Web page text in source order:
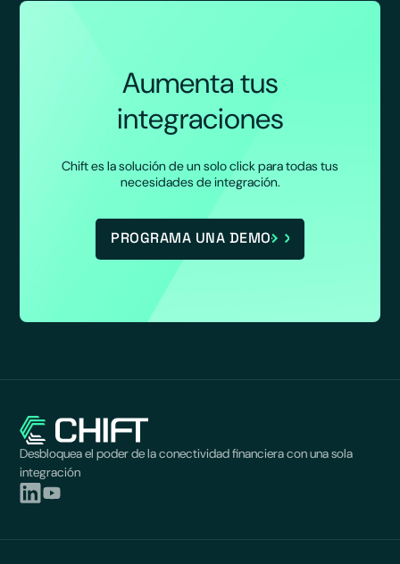
Aumenta tus
integraciones
Chift es la solución de un solo click para todas tus
necesidades de integración.
PROGRAMA UNA DEMO
Desbloquea el poder de la conectividad financiera con una sola
integración